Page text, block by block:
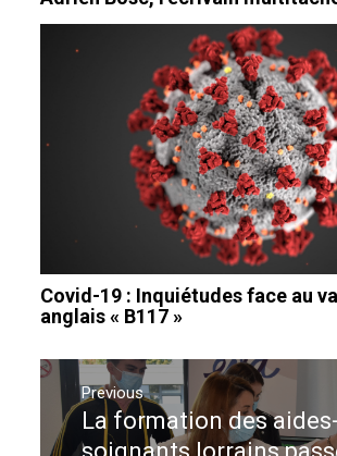
Covid-19 : Inquiétudes face au
anglais « B117 »
Navigation
de
l’article
Previous
Previous
post:
La formation des